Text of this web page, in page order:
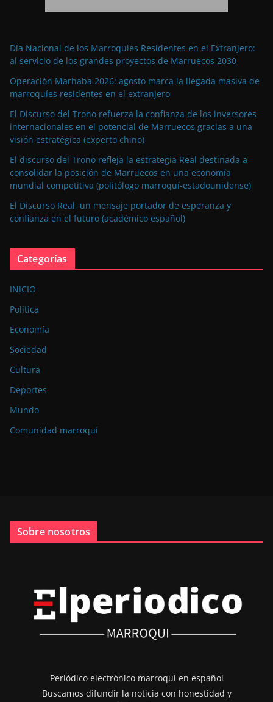
Día Nacional de los Marroquíes Residentes en el Extranjero:
al servicio de los grandes proyectos de Marruecos 2030
Operación Marhaba 2026: agosto marca la llegada masiva de
marroquíes residentes en el extranjero
El Discurso del Trono refuerza la confianza de los inversores
internacionales en el potencial de Marruecos gracias a una
visión estratégica (experto chino)
El discurso del Trono refleja la estrategia Real destinada a
consolidar la posición de Marruecos en una economía
mundial competitiva (politólogo marroquí-estadounidense)
El Discurso Real, un mensaje portador de esperanza y
confianza en el futuro (académico español)
Categorías
INICIO
Política
Economía
Sociedad
Cultura
Deportes
Mundo
Comunidad marroquí
Sobre nosotros
Periódico electrónico marroquí en español
Buscamos difundir la noticia con honestidad y